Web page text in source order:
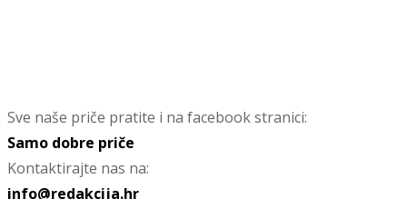
Sve naše priče pratite i na facebook stranici:
Samo dobre priče
Kontaktirajte nas na:
info@redakcija.hr